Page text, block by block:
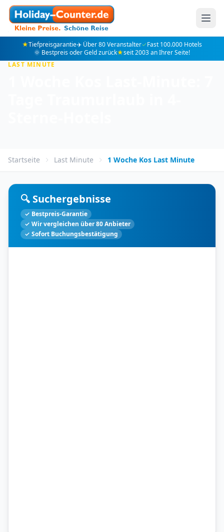
★Tiefpreisgarantie✈️ Über 80 Veranstalter✓Fast 100.000 Hotels
🌞 Bestpreis oder Geld zurück★seit 2003 an Ihrer Seite!
LAST MINUTE
Startseite Last Minute 1 Woche Kos Last Minute
🔍 Suchergebnisse
✓ Bestpreis-Garantie
✓ Wir vergleichen über 80 Anbieter
✓ Sofort Buchungsbestätigung